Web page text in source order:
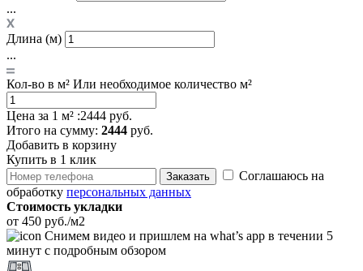
...
Длина (м)
...
Кол-во в м² Или необходимое количество м²
Цена за 1 м² :2444 руб.
Итого на сумму: 2444 руб.
Добавить в корзину
Купить в 1 клик
Заказать
Соглашаюсь на
обработку персональных данных
Стоимость укладки
от 450 руб./м2
Снимем видео и пришлем на what’s app в течении 5
минут с подробным обзором